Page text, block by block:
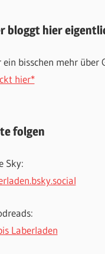
bloggt hier
ein bisschen mehr über
hier*
folgen
Sky:
Laberladen